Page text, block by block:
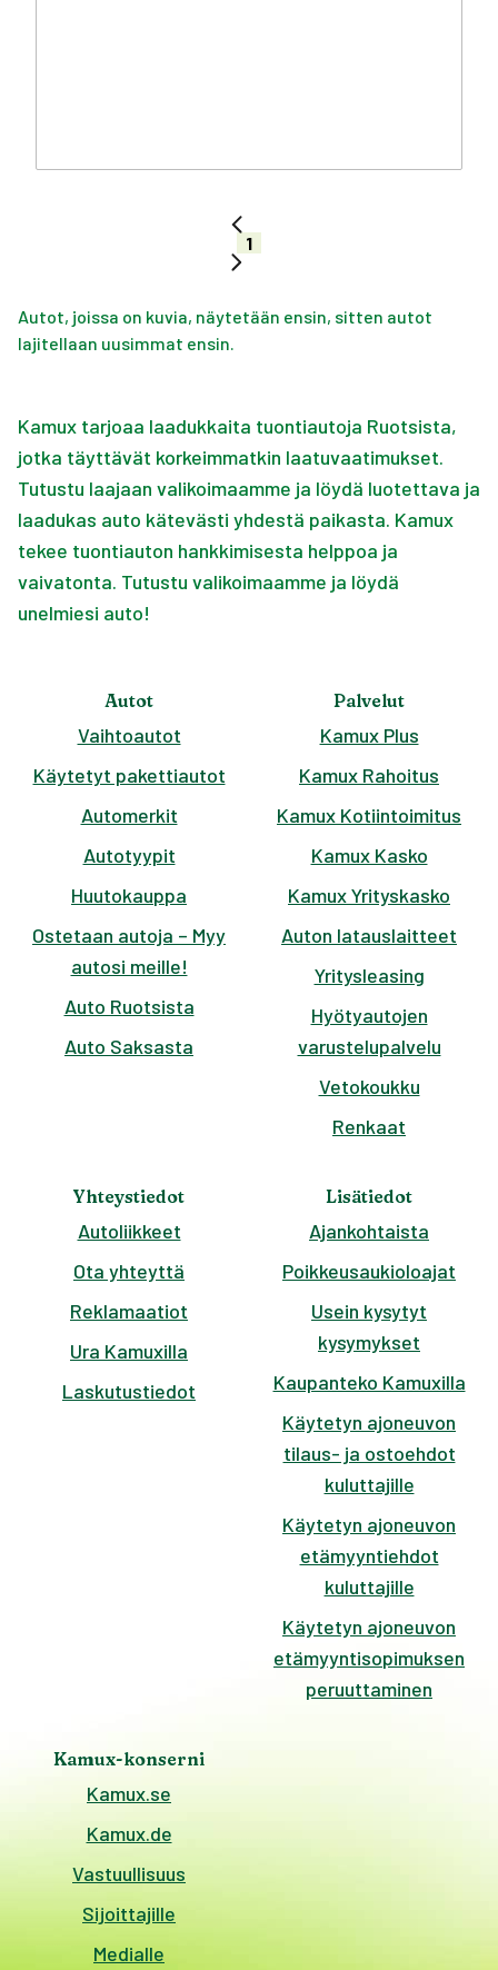
1
Autot, joissa on kuvia, näytetään ensin, sitten autot
lajitellaan uusimmat ensin.
Kamux tarjoaa laadukkaita tuontiautoja Ruotsista,
jotka täyttävät korkeimmatkin laatuvaatimukset.
Tutustu laajaan valikoimaamme ja löydä luotettava ja
laadukas auto kätevästi yhdestä paikasta. Kamux
tekee tuontiauton hankkimisesta helppoa ja
vaivatonta. Tutustu valikoimaamme ja löydä
unelmiesi auto!
Autot
Vaihtoautot
Käytetyt pakettiautot
Automerkit
Autotyypit
Huutokauppa
Ostetaan autoja – Myy
autosi meille!
Auto Ruotsista
Auto Saksasta
Palvelut
Kamux Plus
Kamux Rahoitus
Kamux Kotiintoimitus
Kamux Kasko
Kamux Yrityskasko
Auton latauslaitteet
Yritysleasing
Hyötyautojen
varustelupalvelu
Vetokoukku
Renkaat
Yhteystiedot
Autoliikkeet
Ota yhteyttä
Reklamaatiot
Ura Kamuxilla
Laskutustiedot
Lisätiedot
Ajankohtaista
Poikkeusaukioloajat
Usein kysytyt
kysymykset
Kaupanteko Kamuxilla
Käytetyn ajoneuvon
tilaus- ja ostoehdot
kuluttajille
Käytetyn ajoneuvon
etämyyntiehdot
kuluttajille
Käytetyn ajoneuvon
etämyyntisopimuksen
peruuttaminen
Kamux-konserni
Kamux.se
Kamux.de
Vastuullisuus
Sijoittajille
Medialle